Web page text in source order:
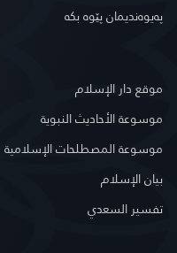
په‌یوه‌ندیمان پێوه‌ بكه‌
موقع دار الإسلام
موسوعة الأحاديث النبوية
موسوعة المصطلحات الإسلامية
بيان الإسلام
تفسير السعدي